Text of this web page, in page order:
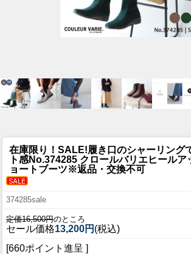
在庫限り！SALE!履き口のシャーリング
ト感No.374285 クロールバリエヒール
ョートブーツ※返品・交換不可
374285sale
定価16,500円のところ
セール価格13,200円 (税込)
[660ポイント進呈 ]